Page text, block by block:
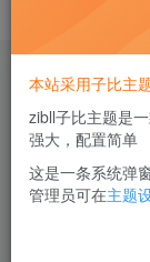
这家伙很懒，什
文章1 收藏0
发布 0 收藏 0
本站采用子比主
zibll子比主题是
强大，配置简单
这是一条系统弹
管理员可在主题